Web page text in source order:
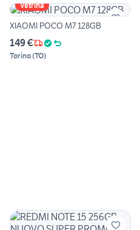
Vetrina
XIAOMI POCO M7 128GB
149 €
Torino(TO)